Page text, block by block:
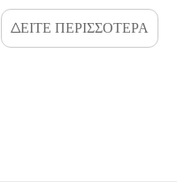
καθιστώντας απαραίτητη
ΔΕΙΤΕ ΠΕΡΙΣΣΟΤΕΡΑ